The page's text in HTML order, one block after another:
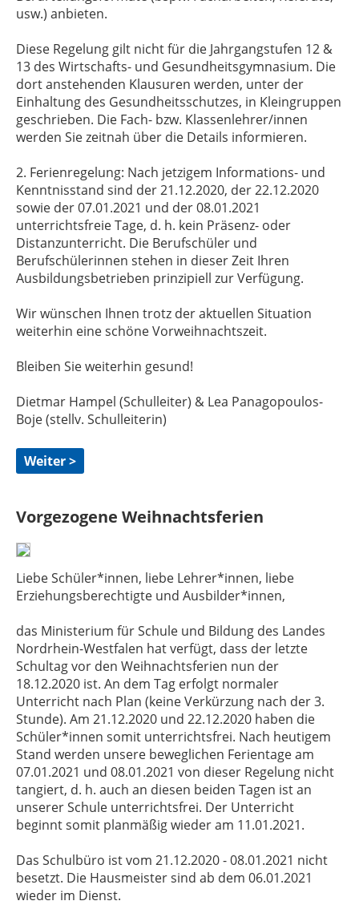
usw.) anbieten.
Diese Regelung gilt nicht für die Jahrgangstufen 12 &
13 des Wirtschafts- und Gesundheitsgymnasium. Die
dort anstehenden Klausuren werden, unter der
Einhaltung des Gesundheitsschutzes, in Kleingruppen
geschrieben. Die Fach- bzw. Klassenlehrer/innen
werden Sie zeitnah über die Details informieren.
2. Ferienregelung: Nach jetzigem Informations- und
Kenntnisstand sind der 21.12.2020, der 22.12.2020
sowie der 07.01.2021 und der 08.01.2021
unterrichtsfreie Tage, d. h. kein Präsenz- oder
Distanzunterricht. Die Berufschüler und
Berufschülerinnen stehen in dieser Zeit Ihren
Ausbildungsbetrieben prinzipiell zur Verfügung.
Wir wünschen Ihnen trotz der aktuellen Situation
weiterhin eine schöne Vorweihnachtszeit.
Bleiben Sie weiterhin gesund!
Dietmar Hampel (Schulleiter) & Lea Panagopoulos-
Boje (stellv. Schulleiterin)
Weiter >
Vorgezogene Weihnachtsferien
Liebe Schüler*innen, liebe Lehrer*innen, liebe
Erziehungsberechtigte und Ausbilder*innen,
das Ministerium für Schule und Bildung des Landes
Nordrhein-Westfalen hat verfügt, dass der letzte
Schultag vor den Weihnachtsferien nun der
18.12.2020 ist. An dem Tag erfolgt normaler
Unterricht nach Plan (keine Verkürzung nach der 3.
Stunde). Am 21.12.2020 und 22.12.2020 haben die
Schüler*innen somit unterrichtsfrei. Nach heutigem
Stand werden unsere beweglichen Ferientage am
07.01.2021 und 08.01.2021 von dieser Regelung nicht
tangiert, d. h. auch an diesen beiden Tagen ist an
unserer Schule unterrichtsfrei. Der Unterricht
beginnt somit planmäßig wieder am 11.01.2021.
Das Schulbüro ist vom 21.12.2020 - 08.01.2021 nicht
besetzt. Die Hausmeister sind ab dem 06.01.2021
wieder im Dienst.